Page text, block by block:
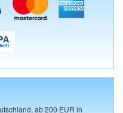
ab 200 EUR in